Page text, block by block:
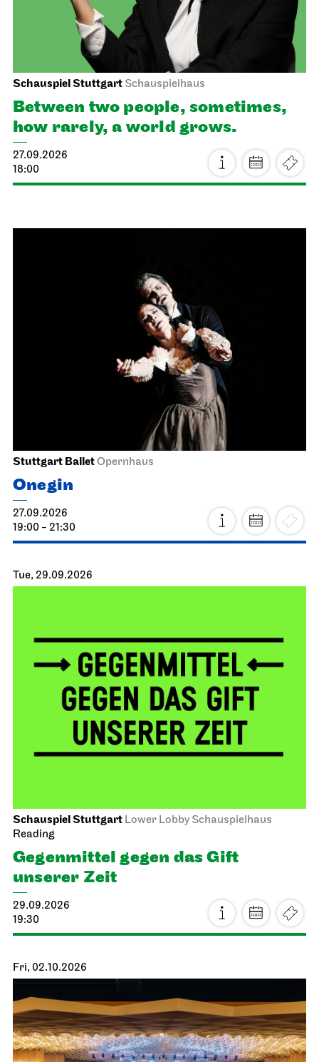
Schauspiel Stuttgart Schauspielhaus
Between two people, sometimes,
how rarely, a world grows.
27.09.2026
18:00
Stuttgart BalletOpernhaus
Onegin
27.09.2026
19:00 - 21:30
Tue, 29.09.2026
Schauspiel Stuttgart Lower Lobby Schauspielhaus
Reading
Gegenmittel gegen das Gift
unserer Zeit
29.09.2026
19:30
Fri, 02.10.2026